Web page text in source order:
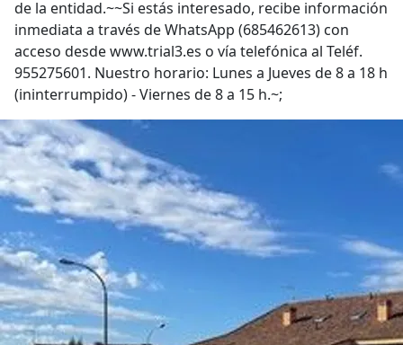
de la entidad.~~Si estás interesado, recibe información
inmediata a través de WhatsApp (685462613) con
acceso desde www.trial3.es o vía telefónica al Teléf.
955275601. Nuestro horario: Lunes a Jueves de 8 a 18 h
(ininterrumpido) - Viernes de 8 a 15 h.~;